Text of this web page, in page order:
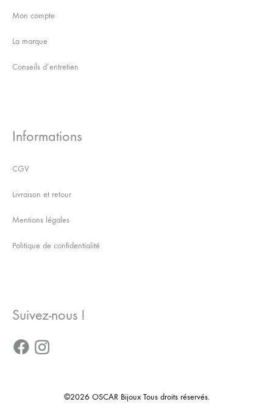
Mon compte
La marque
Conseils d’entretien
Informations
CGV
Livraison et retour
Mentions légales
Politique de confidentialité
Suivez-nous !
©2026 OSCAR Bijoux Tous droits réservés.